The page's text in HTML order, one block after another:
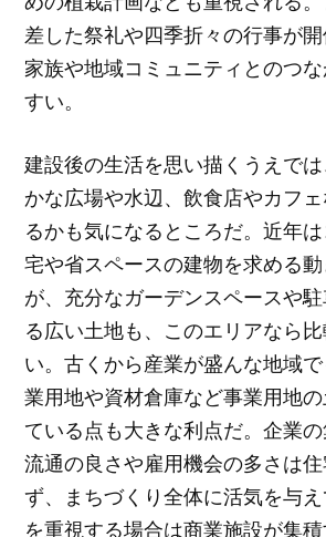
差した祭礼や四季折々の行事が開
家族や地域コミュニティとのつ
すい。
建設後の生活を思い描くうえで
かな広場や水辺、飲食店やカフ
るかも気になるところだ。近年
宅や省スペースの建物を求める
が、充分なガーデンスペースや
る広い土地も、このエリアなら
い。古くから産業が盛んな地域
業用地や資材倉庫など事業用地
ている点も大きな利点だ。企業
流通の良さや雇用機会の多さは
ず、まちづくり全体に活気を与
を重視する場合は商業施設が集積